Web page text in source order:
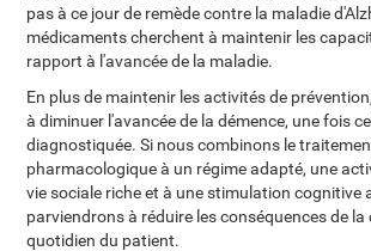
pas à ce jour de remède contre la maladie
médicaments cherchent à maintenir les
rapport à l'avancée de la maladie.
En plus de maintenir les activités de
à diminuer l'avancée de la démence, une fois
diagnostiquée. Si nous combinons le
pharmacologique à un régime adapté, une
vie sociale riche et à une stimulation cognitive
parviendrons à réduire les conséquences de la
quotidien du patient.